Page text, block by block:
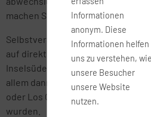
machen Spaziergänge durch den
Selbstverständlich gibt es auch
auf direktem Wege in die
Inselsüdens führen. Diese Flüge
allem dann empfehlenswert, wenn
oder Los Cristianos als
wurden.
Informationen
anonym. Diese
Informationen helfen
uns zu verstehen, wie
unsere Besucher
unsere Website
nutzen.